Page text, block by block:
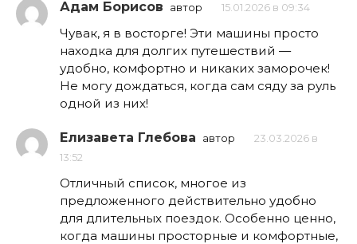
Адам Борисов автор 15.01.2026 в 09:34
Чувак, я в восторге! Эти машины просто
находка для долгих путешествий —
удобно, комфортно и никаких заморочек!
Не могу дождаться, когда сам сяду за руль
одной из них!
Елизавета Глебова автор
23.03.2026 в
13:52
Отличный список, многое из
предложенного действительно удобно
для длительных поездок. Особенно ценно,
когда машины просторные и комфортные,